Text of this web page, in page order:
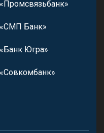
«Промсвязьбанк»
«СМП Банк»
«Банк Югра»
«Совкомбанк»